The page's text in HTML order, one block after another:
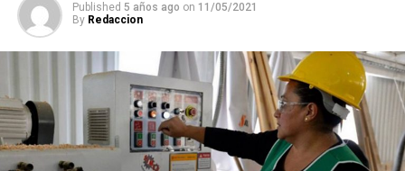
Published 5 años ago on 11/05/2021
By Redaccion